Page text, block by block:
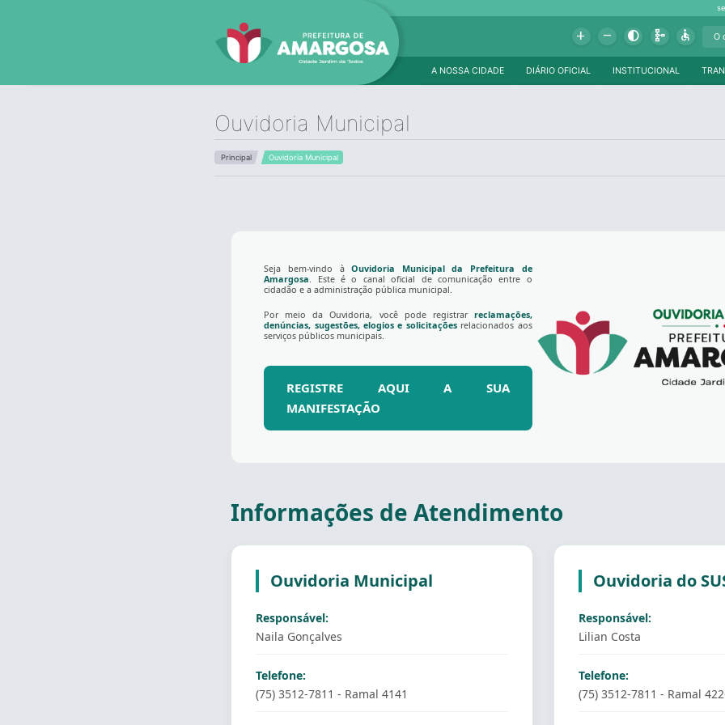
Add Remove Contrast Schema Accessible
INSTITUCIONAL
DIÁRIO OFICIAL
A NOSSA CIDADE
Ouvidoria Municipal
Principal Ouvidoria Municipal
Seja bem-vindo àOuvidoria Municipal da Prefeitura de
Amargosa. Este é o canal oficial de comunicação entre o
cidadão e a administração pública municipal.
Por meio da Ouvidoria, você pode registrar reclamações,
denúncias, sugestões, elogios e solicitaçõesrelacionados aos
serviços públicos municipais.
REGISTRE AQUI A SUA
MANIFESTAÇÃO
Informações de Atendimento
Ouvidoria Municipal
Responsável:
Naila Gonçalves
Telefone:
(75) 3512-7811 - Ramal 4141
Ouvidoria do
Responsável:
Lilian Costa
Telefone:
(75) 3512-7811 - Ramal